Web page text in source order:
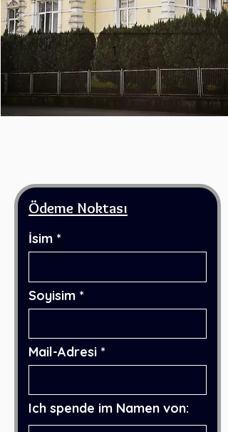
1
Ödeme Noktası
İsim
Soyisim
Mail-Adresi
Ich spende im Namen von: